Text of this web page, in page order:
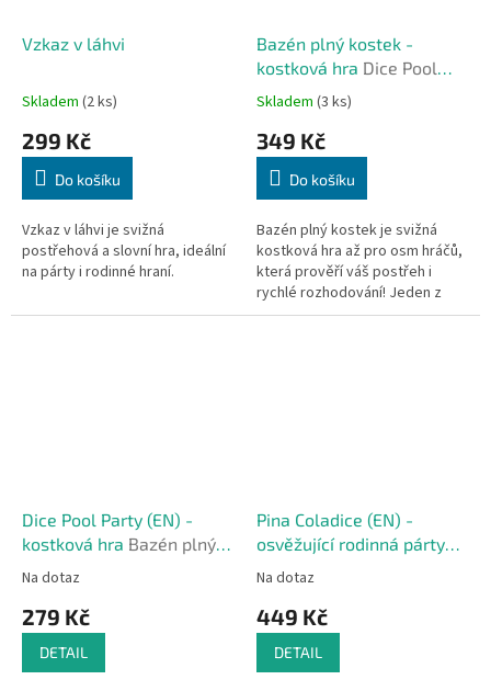
Vzkaz v láhvi
Skladem (2 ks)
299 Kč
Do košíku
Vzkaz v láhvi je svižná
postřehová a slovní hra, ideální
na párty i rodinné hraní.
Bazén plný kostek -
kostková hra Dice Pool
Party (CZ)
Skladem (3 ks)
349 Kč
Do košíku
Bazén plný kostek je svižná
kostková hra až pro osm hráčů,
která prověří váš postřeh i
rychlé rozhodování! Jeden z
hráčů zatřese krabičkou plnou
Dice Pool Party (EN) -
kostková hra Bazén plný
kostek (EN)
Na dotaz
279 Kč
DETAIL
Pina Coladice (EN) -
osvěžující rodinná párty
hra s kostkami
Na dotaz
449 Kč
DETAIL